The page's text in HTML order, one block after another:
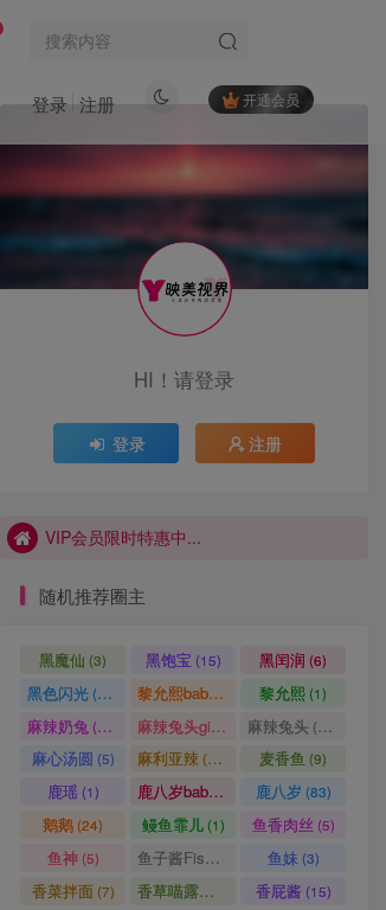
开通会员
登录 注册
HI！请登录
登录 注册
VIP会员限时特惠中...
VIP会员限时特惠中...
随机推荐圈主
黑魔仙 (3) 黑饱宝 (15) 黑闰润 (6)
黑色闪光(15) 黎允熙baby(50) 黎允熙(1)
麻辣奶兔 (86) 麻辣兔头girl(14)麻辣兔头 (28)
麻心汤圆 (5) 麻利亚辣 (94) 麦香鱼 (9)
鹿瑶(1) 鹿八岁baby(1) 鹿八岁 (83)
鹅鹅(24) 鳗鱼霏儿(1) 鱼香肉丝 (5)
鱼神 (5) 鱼子酱Fish(6) 鱼妹 (3)
香菜拌面(7) 香草喵露露 香屁酱(15)